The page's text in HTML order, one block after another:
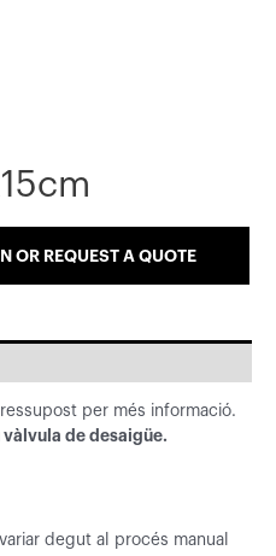
OR REQUEST A QUOTE
per més informació.
de desaigüe.
degut al procés manual